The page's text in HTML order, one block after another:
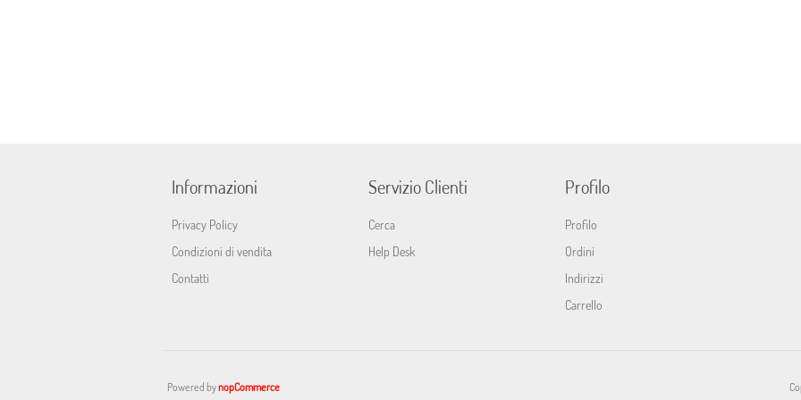
Informazioni
Privacy Policy
Condizioni di vendita
Contatti
Servizio Clienti
Cerca
Help Desk
Profilo
Profilo
Ordini
Indirizzi
Carrello
Powered bynopCommerce